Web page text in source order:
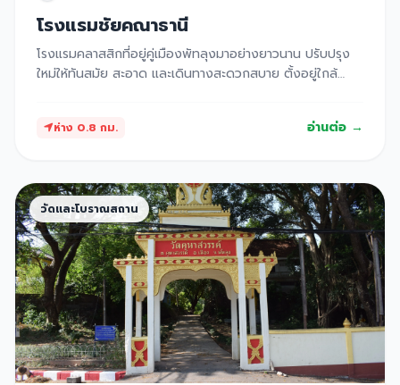
โรงแรมชัยคณาธานี
โรงแรมคลาสสิกที่อยู่คู่เมืองพัทลุงมาอย่างยาวนาน ปรับปรุง
ใหม่ให้ทันสมัย สะอาด และเดินทางสะดวกสบาย ตั้งอยู่ใกล้
ห่าง 0.8 กม. อ่านต่อ →
วัดและโบราณสถาน